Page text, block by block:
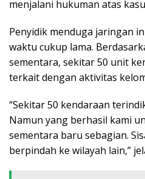
menjalani hukuman atas
Penyidik menduga jaringan
waktu cukup lama.
sementara, sekitar 50 unit
terkait dengan aktivitas
“Sekitar 50 kendaraan
Namun yang berhasil kami
sementara baru sebagian.
berpindah ke wilayah lain,”